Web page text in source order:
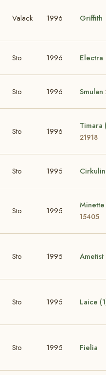
Valack 1996 Griffith
Sto 1996 Electra
Sto 1996 Smulan
Sto 1996
Timara
21918
Sto 1995
Sto 1995
15405
Sto 1995 Ametist
Sto 1995 Laice
Sto 1995 Fielia